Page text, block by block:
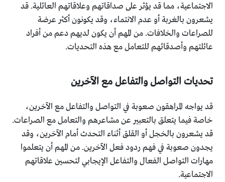
الاجتماعية، مما قد يؤثر على صداقاتهم وعلاقاتهم العائلية. قد
يشعرون بالغربة أو عدم الانتماء، وقد يكونون أكثر عرضة
للصراعات والخلافات. من المهم أن يكون لديهم دعم من أفراد
عائلتهم وأصدقائهم للتعامل مع هذه التحديات.
تحديات التواصل والتفاعل مع الآخرين
قد يواجه المراهقون صعوبة في التواصل والتفاعل مع الآخرين،
خاصة فيما يتعلق بالتعبير عن مشاعرهم والتعامل مع الصراعات.
قد يشعرون بالخجل أو القلق أثناء التحدث أمام الآخرين، وقد
يجدون صعوبة في فهم ردود فعل الآخرين. من المهم أن يتعلموا
مهارات التواصل الفعال والتفاعل الإيجابي لتحسين علاقاتهم
الاجتماعية.